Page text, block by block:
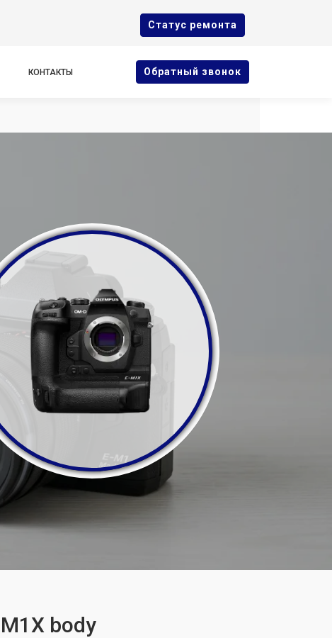
Cтатус ремонта
КОНТАКТЫ Oбратный звонок
body